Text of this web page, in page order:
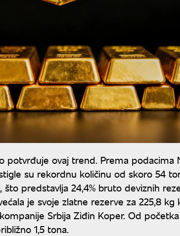
potvrđuje ovaj trend. Prema podacima
su rekordnu količinu od skoro 54
predstavlja 24,4% bruto deviznih
je svoje zlatne rezerve za 225,8 kg
Srbija Ziđin Koper. Od
1,5 tona.